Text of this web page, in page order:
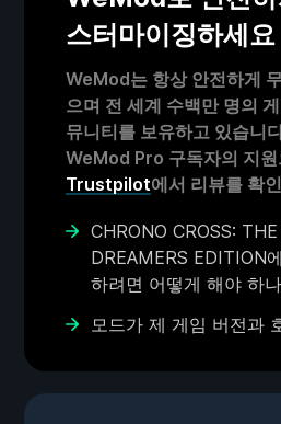
스터마이징하세요
WeMod는 항상 안전하게
으며 전 세계 수백만 명의
뮤니티를 보유하고 있습니
WeMod Pro 구독자의 지
Trustpilot에서 리뷰를 확
CHRONO CROSS:
DREAMERS EDITION
하려면 어떻게 해야 하
모드가 제 게임 버전과